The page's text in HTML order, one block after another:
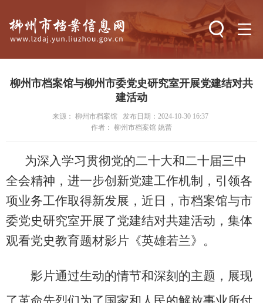
搜索
柳州市档案馆与柳州市委党史研究室开展党建结对共
建活动
来源： 柳州市档案馆
发布日期：2024-10-30 16:37
作者： 柳州市档案馆 姚蕾
为深入学习贯彻党的二十大和二十届三中
全会精神，进一步创新党建工作机制，引领各
项业务工作取得新发展，近日，市档案馆与市
委党史研究室开展了党建结对共建活动，集体
观看党史教育题材影片《英雄若兰》。
影片通过生动的情节和深刻的主题，展现